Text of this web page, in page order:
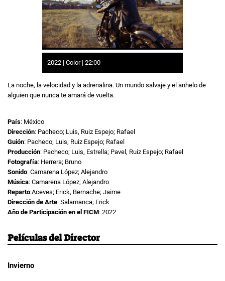
2022 | Color | 22:00
La noche, la velocidad y la adrenalina. Un mundo salvaje y el anhelo de
alguien que nunca te amará de vuelta.
País: México
Dirección: Pacheco; Luis, Ruiz Espejo; Rafael
Guión: Pacheco; Luis, Ruiz Espejo; Rafael
Producción: Pacheco; Luis, Estrella; Pavel, Ruiz Espejo; Rafael
Fotografía: Herrera; Bruno
Sonido: Camarena López; Alejandro
Música: Camarena López; Alejandro
Reparto:Aceves; Erick, Bernache; Jaime
Dirección de Arte: Salamanca; Erick
Año de Participación en el FICM: 2022
Películas del Director
Invierno